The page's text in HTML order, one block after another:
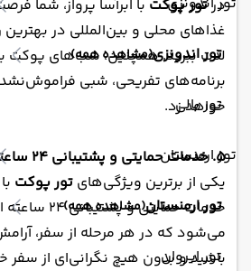
تور اندونزی(مشاهده همه)
تور بالی
تور ارمنستان
تور ارمنستان(مشاهده همه)
تور ایروان
درتور پوکت با ابرآسا پرواز، شما
غذاهای محلی و بین‌المللی در
لذت ببرید. همچنین، شب‌های پوکت
برنامه‌های تفریحی، شبی
خواهد زد.
5. خدمات حمایتی و پشتیبانی 24 ساعته
یکی از برترین ویژگی‌های تور پوکت
خدمات
می‌شود که در هر مرحله از سفر،
باشید و بدون هیچ نگرانی‌ای از سفر